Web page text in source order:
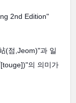
2nd Edition"
(점,Jeom)"과 일
의 의미가